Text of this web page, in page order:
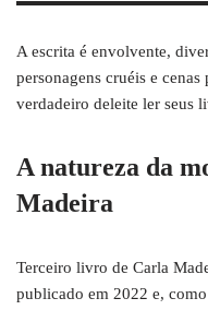
A escrita é envolvente,
personagens cruéis e
verdadeiro deleite ler seus
A natureza da
Madeira
Terceiro livro de Carla
publicado em 2022 e,